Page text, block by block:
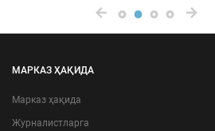
МАРКАЗ ҲАҚИДА
Марказ ҳақида
Журналистларга